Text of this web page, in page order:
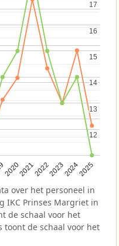
202020212022202320242025
12
12
13
13
14
14
15
15
16
16
17
17
over het personeel in
IKC Prinses Margriet in
de schaal voor het
toont de schaal voor het